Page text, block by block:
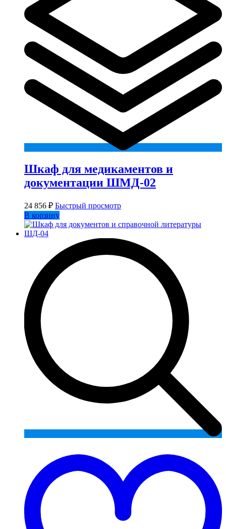
Шкаф для медикаментов и
документации ШМД-02
24 856 ₽ Быстрый просмотр
В корзину